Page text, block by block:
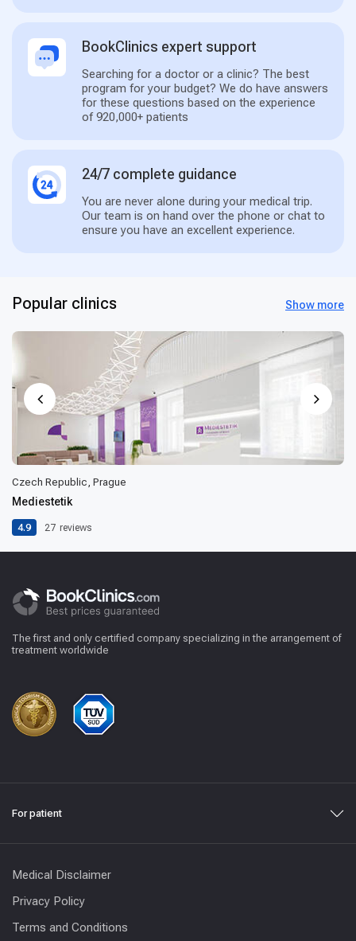
BookClinics expert support
Searching for a doctor or a clinic? The best
program for your budget? We do have answers
for these questions based on the experience
of 920,000+ patients
24/7 complete guidance
You are never alone during your medical trip.
Our team is on hand over the phone or chat to
ensure you have an excellent experience.
Popular clinics Show more
Czech Republic, Prague
Mediestetik
4.9 27 reviews
The first and only certified company specializing in the arrangement of
treatment worldwide
For patient
Medical Disclaimer
Privacy Policy
Terms and Conditions